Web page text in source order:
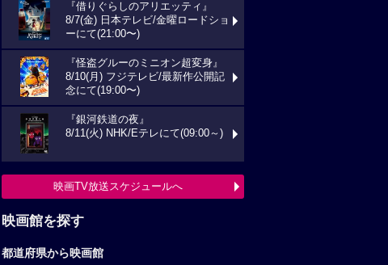
『借りぐらしのアリエッティ』
8/7(金) 日本テレビ/金曜ロードショ
ーにて(21:00〜)
『怪盗グルーのミニオン超変身』
8/10(月) フジテレビ/最新作公開記
念にて(19:00〜)
『銀河鉄道の夜』
8/11(火) NHK/Eテレにて(09:00～)
映画TV放送スケジュールへ
映画館を探す
都道府県から映画館